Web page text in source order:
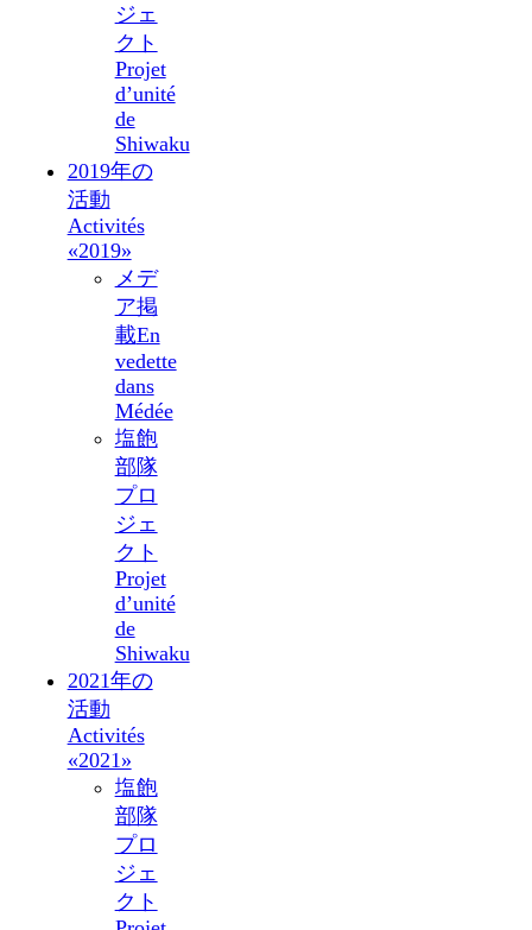
ジェ
クト
Projet
d’unité
de
Shiwaku
2019年の
活動
Activités
«2019»
メデ
ア掲
載En
vedette
dans
Médée
塩飽
部隊
プロ
ジェ
クト
Projet
d’unité
de
Shiwaku
2021年の
活動
Activités
«2021»
塩飽
部隊
プロ
ジェ
クト